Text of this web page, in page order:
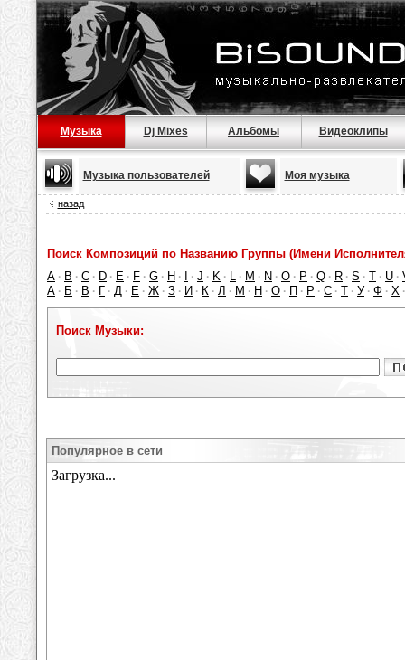
Музыка Dj Mixes Альбомы Видеоклипы
Музыка пользователей Моя музыка
назад
Поиск Композиций по Названию Группы (Имени
A · B · C · D · E · F · G · H · · J · K · L · M · N · O · P · Q · R · S · T · U ·
А · Б · В · Г · Д · Е · Ж · З · И · К · Л · М · Н · О · П · Р · С · Т · У · Ф · Х
Поиск Музыки:
Популярное в сети